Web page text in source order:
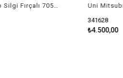
Faber Castell Daktilo Silgi Fırçalı 7058-B
341628
₺4.500,00